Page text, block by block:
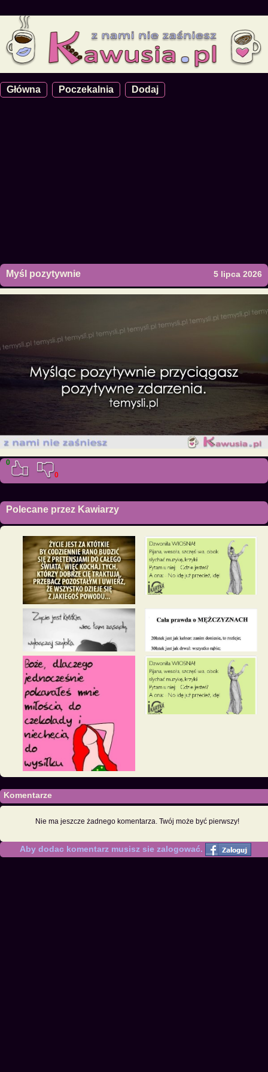
Główna Poczekalnia Dodaj
Myśl pozytywnie 5 lipca 2026
0
0
Polecane przez Kawiarzy
Komentarze
Nie ma jeszcze żadnego komentarza. Twój może być pierwszy!
Aby dodac komentarz musisz sie zalogować.